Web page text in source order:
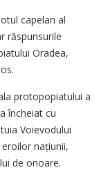
capelan al
răspunsurile
Oradea,
protopopiatului a
încheiat cu
Voievodului
națiunii,
de onoare.